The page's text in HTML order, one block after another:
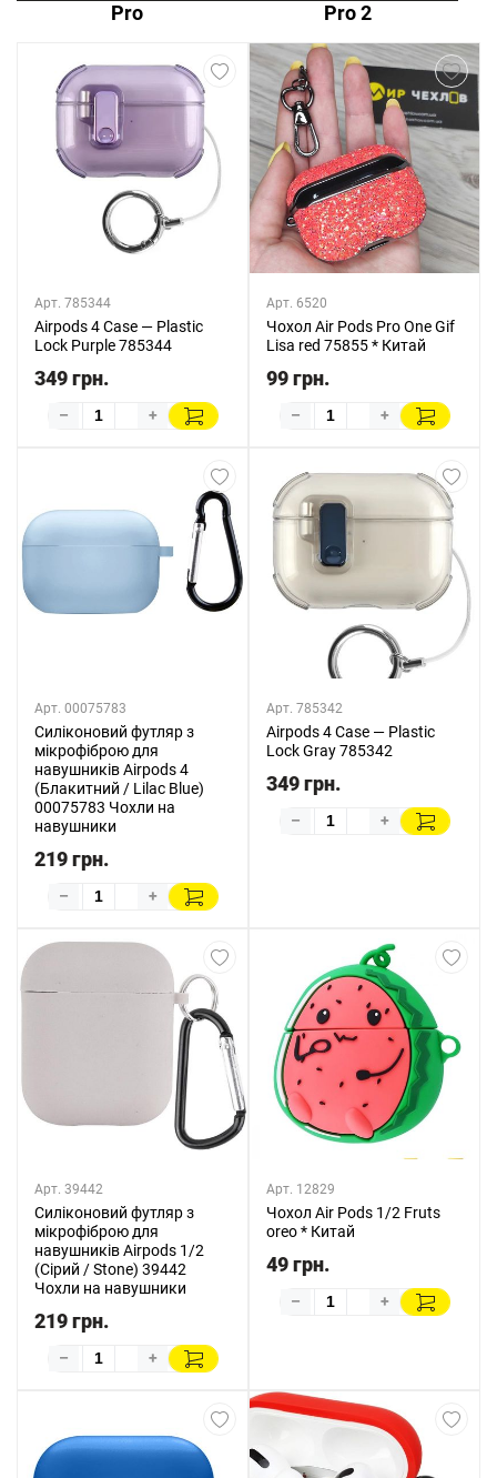
Pro Pro 2
Арт. 785344
Airpods 4 Case — Plastic
Lock Purple 785344
349 грн.
– +
Арт. 6520
Чохол Air Pods Pro One Gif
Lisa red 75855 * Китай
99 грн.
– +
Арт. 00075783
Силіконовий футляр з
мікрофіброю для
навушників Airpods 4
(Блакитний / Lilac Blue)
00075783 Чохли на
навушники
219 грн.
– +
Арт. 785342
Airpods 4 Case — Plastic
Lock Gray 785342
349 грн.
– +
Арт. 39442
Силіконовий футляр з
мікрофіброю для
навушників Airpods 1/2
(Сірий / Stone) 39442
Чохли на навушники
219 грн.
– +
Арт. 12829
Чохол Air Pods 1/2 Fruts
oreo * Китай
49 грн.
– +